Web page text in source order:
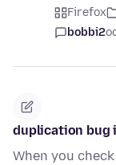
Firefox
bobbi2
duplication bug
When you